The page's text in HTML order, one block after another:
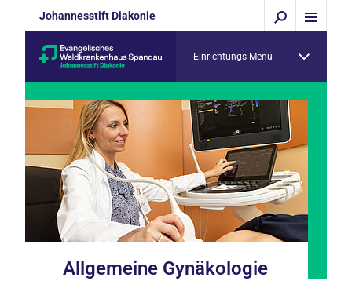
Johannesstift Diakonie
Einrichtungs-Menü
Allgemeine Gynäkologie